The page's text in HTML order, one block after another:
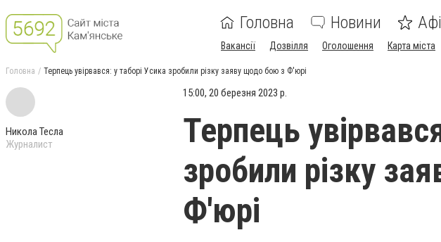
Головна Новини
Вакансії Дозвілля Оголошення Карта міста
Головна Терпець увірвався: у таборі Усика зробили різку заяву щодо бою з Ф'юрі
Никола Тесла
Журналист
15:00, 20 березня 2023 р.
Терпець
зробили різку
Ф'юрі